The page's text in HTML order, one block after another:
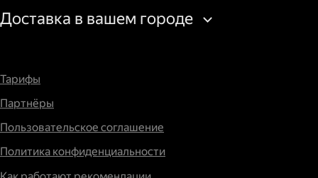
Доставка в вашем городе
Тарифы
Партнёры
Пользовательское соглашение
Политика конфиденциальности